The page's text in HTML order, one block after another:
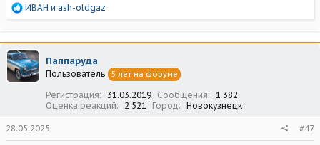
Р
а
к
ц
и
и
ИВАН и ash-oldgaz
Паппаруда
Пользователь 5 лет на форуме
Регистрация 31.03.2019 Сообщения
1 382
Оценка реакций
2 521 Город Новокузнецк
28.05.2025 #47